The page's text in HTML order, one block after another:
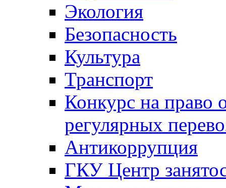
Экология
Безопасность
Культура
Транспорт
Конкурс на право
регулярных
Антикоррупция
ГКУ Центр